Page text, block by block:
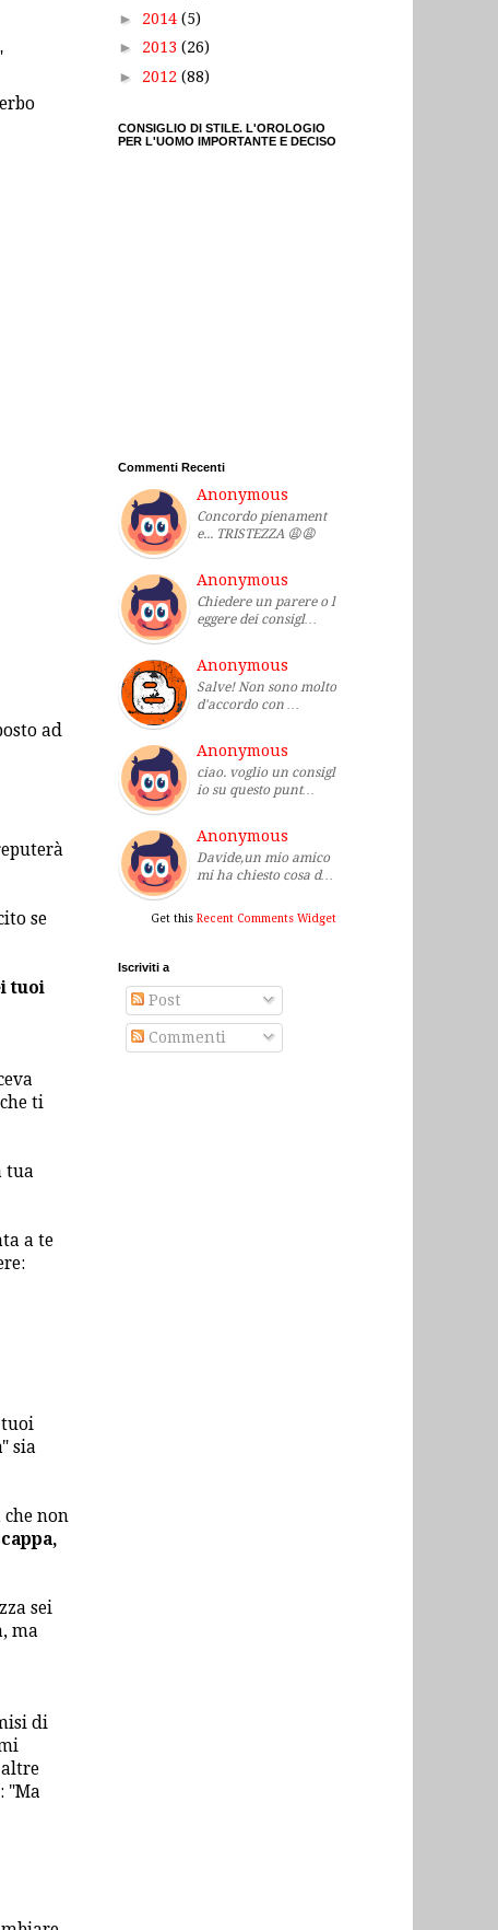
ad
se
tuoi
ti
tua
a te
tuoi
sia
non
sei
ma
di
"Ma
► 2014 (5)
► 2013 (26)
► 2012 (88)
CONSIGLIO DI STILE. L'OROLOGIO
PER L'UOMO IMPORTANTE E DECISO
Commenti Recenti
Anonymous
Concordo pienament
e... TRISTEZZA 😩😩
Anonymous
Chiedere un parere o l
eggere dei consigl…
Anonymous
Salve! Non sono molto
d'accordo con …
Anonymous
ciao. voglio un consigl
io su questo punt…
Anonymous
Davide,un mio amico
mi ha chiesto cosa d…
Get this Recent Comments Widget
Iscriviti a
Post
Commenti